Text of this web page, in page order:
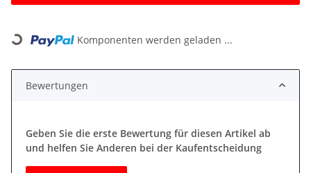
Loading... Komponenten werden geladen ...
Bewertungen
Geben Sie die erste Bewertung für diesen Artikel ab
und helfen Sie Anderen bei der Kaufentscheidung